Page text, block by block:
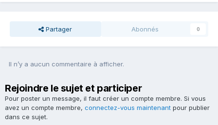
Partager Abonnés 0
Il n’y a aucun commentaire à afficher.
Rejoindre le sujet et participer
Pour poster un message, il faut créer un compte membre. Si vous
avez un compte membre, connectez-vous maintenant pour publier
dans ce sujet.